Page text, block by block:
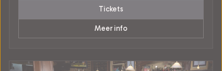
Tickets
Meer info